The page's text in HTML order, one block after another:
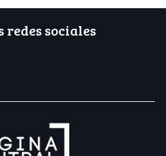
redes sociales